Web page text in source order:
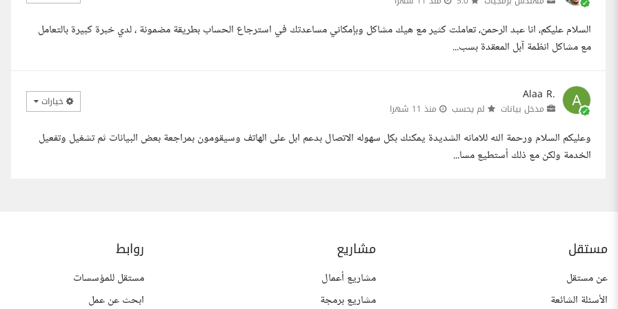
السلام عليكم، انا عبد الرحمن، تعاملت كثير مع هيك مشاكل وبإمكاني مساعدتك في استرجاع الحساب بطريقة مضمونة ، لدي خبرة كبيرة بالتعامل
مع مشاكل انظمة آبل المعقدة بسب...
Alaa R.
مدخل بيانات لم يحسب منذ 11 شهرا خيارات
وعليكم السلام ورحمة الله للامانه الشديدة يمكنك بكل سهوله الاتصال بدعم ابل على الهاتف وسيقومون بمراجعة بعض البيانات ثم تشغيل وتفعيل
الخدمة ولكن مع ذلك أستطيع مسا...
مستقل
عن مستقل
الأسئلة الشائعة
مشاريع
مشاريع أعمال
مشاريع برمجة
روابط
مستقل للمؤسسات
ابحث عن عمل